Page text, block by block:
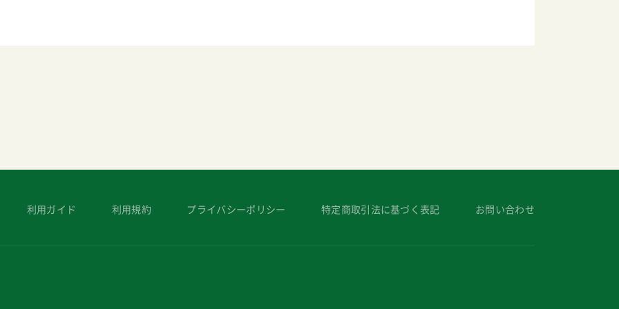
利用ガイド 利用規約 プライバシーポリシー 特定商取引法に基づく表記 お問い合わせ